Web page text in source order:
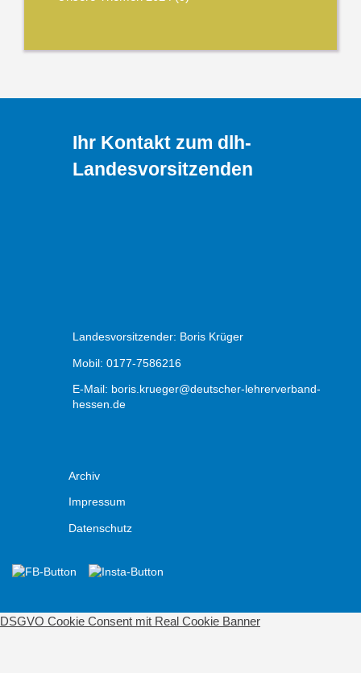
Ihr Kontakt zum dlh-
Landesvorsitzenden
Landesvorsitzender: Boris Krüger
Mobil: 0177-7586216
E-Mail: boris.krueger@deutscher-lehrerverband-
hessen.de
Archiv
Impressum
Datenschutz
DSGVO Cookie Consent mit Real Cookie Banner